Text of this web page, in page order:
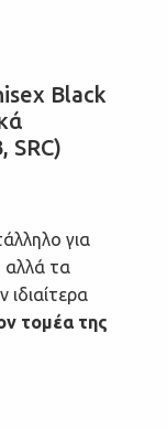
Black
SRC)
για
αλλά τα
ιδιαίτερα
τομέα της